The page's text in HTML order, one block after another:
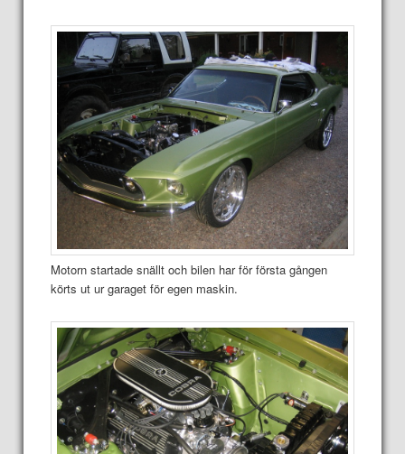
Motorn startade snällt och bilen har för första gången
körts ut ur garaget för egen maskin.